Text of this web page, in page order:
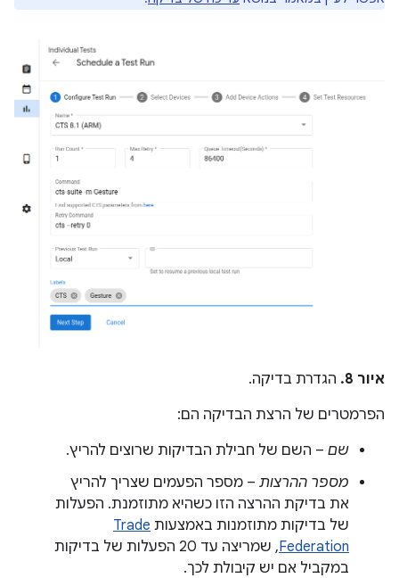
איור 8.
הגדרת בדיקה.
הפרמטרים של הרצת הבדיקה הם:
שם – השם של חבילת הבדיקות שרוצים להריץ.
מספר ההרצות – מספר הפעמים שצריך להריץ
את בדיקת ההרצה הזו כשהיא מתוזמנת. הפעלות
של בדיקות מתוזמנות באמצעות Trade
Federation
, שמריצה עד 20 הפעלות של בדיקות
במקביל אם יש קיבולת לכך.